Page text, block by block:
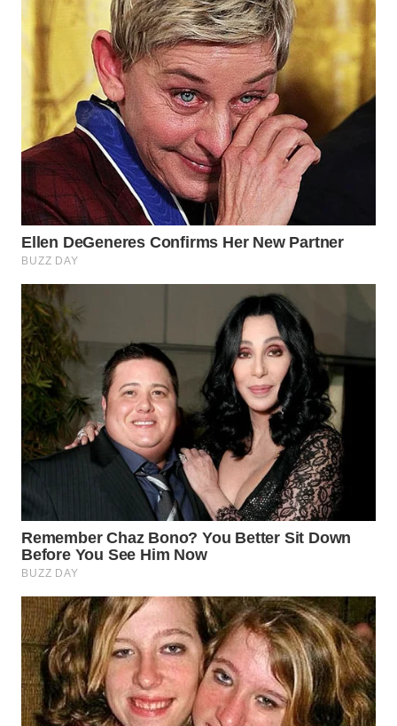
LESUNG
WN
SIMALUNGUN
WN
LABUHANBATU
WN
TENGAH
WN DELI
SERDANG
WN
TEBING
TINGGI
WN
PAKPAK
WN
KARAWANG
WN
BEKASI
WN
BOGOR